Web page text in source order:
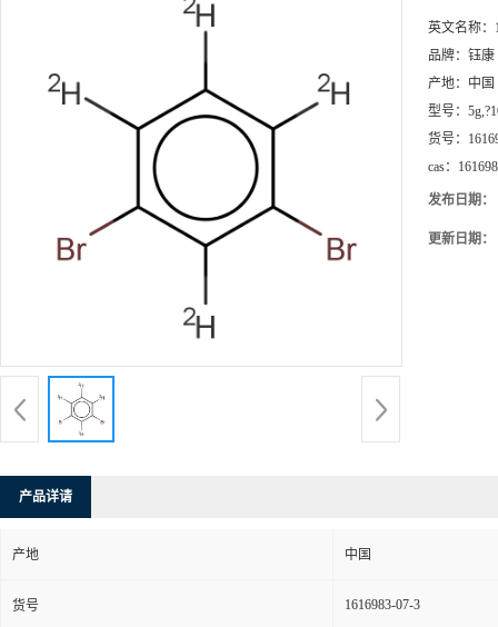
英文名称：
品牌： 钰康
产地： 中国
型号：
货号：
cas：
发布日期：
更新日期：
产品详请
产地 中国
货号 1616983-07-3